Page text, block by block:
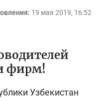
19 мая 2019, 16:52
фирм!
Узбекистан